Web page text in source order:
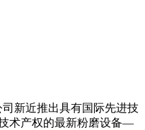
新近推出具有国际先进技
术产权的最新粉磨设备—